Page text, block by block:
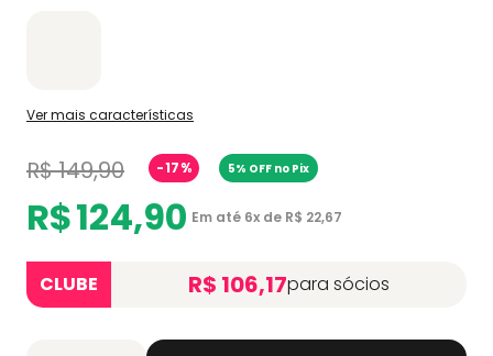
Ver mais características
R$149,90 -17% 5% OFF no Pix
R$124,90 Em até 6x de R$ 22,67
CLUBE R$ 106,17para sócios